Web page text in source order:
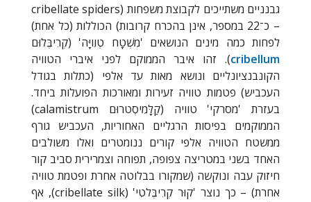
גבנניים משתייכים לקבוצת משפחות (cribellate spiders
– כ־22 במספר, אינן בהכרח קרובות) הכוללות (כל אחת)
לפחות כמה מינים הנושאים 'מִשְׁטָח טְוִויָּה' (קְרִיבֶּלוּם
cribellum). זהו איבר הממוקם לפני איברי הטוויה
הקונבנציונליים ונושא מאות עד אלפי (כתלות בגודל
העכביש) פטמות טוויה זעירות ומאורכות הפועלות ביחד.
בעזרת 'מסרקי' טוויה (קַלָּמִיסְטרוּם calamistrum
)
הממוקמים בפיסות הרגליים האחוריות, העכביש גורף
ממשטח הטוויה אלפי קורים ננומטרים ואלו משולבים
האחד בשני במטריצה צפופה, תפוחה וצמרירית סביב קור
חיזוק עבה ונוקשה (שמקורו בבלוטה אחרת ופטמת טוויה
אחרת) – כך נוצר 'קוּר קְרִיבֶּלטִי' (cribellate silk), אף